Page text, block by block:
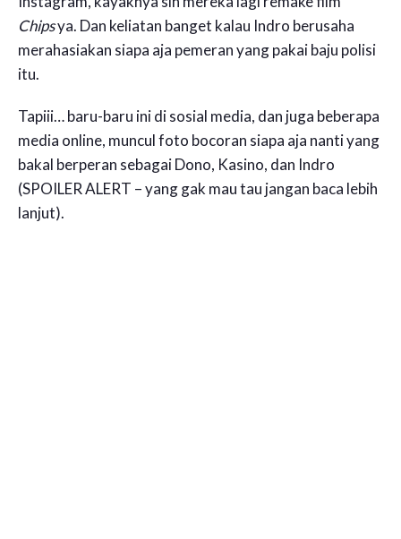
Chipsya. Dan keliatan banget kalau Indro berusaha
merahasiakan siapa aja pemeran yang pakai baju polisi
itu.
Tapiii… baru-baru ini di sosial media, dan juga beberapa
media online, muncul foto bocoran siapa aja nanti yang
bakal berperan sebagai Dono, Kasino, dan Indro
(SPOILER ALERT – yang gak mau tau jangan baca lebih
lanjut).